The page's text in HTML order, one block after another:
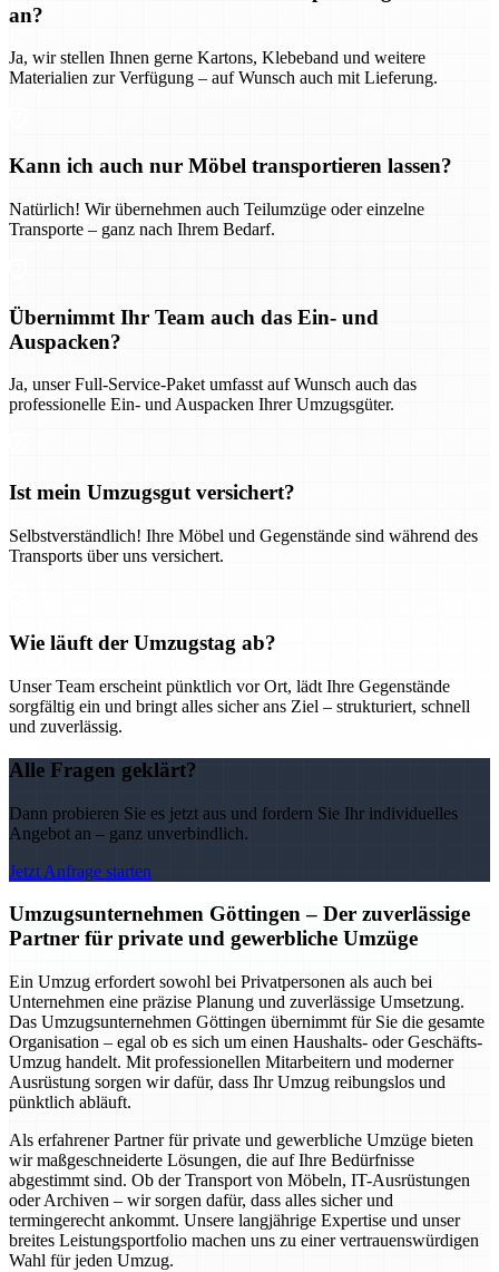
an?
Ja, wir stellen Ihnen gerne Kartons, Klebeband und weitere
Materialien zur Verfügung – auf Wunsch auch mit Lieferung.
Kann ich auch nur Möbel transportieren lassen?
Natürlich! Wir übernehmen auch Teilumzüge oder einzelne
Transporte – ganz nach Ihrem Bedarf.
Übernimmt Ihr Team auch das Ein- und
Auspacken?
Ja, unser Full-Service-Paket umfasst auf Wunsch auch das
professionelle Ein- und Auspacken Ihrer Umzugsgüter.
Ist mein Umzugsgut versichert?
Selbstverständlich! Ihre Möbel und Gegenstände sind während des
Transports über uns versichert.
Wie läuft der Umzugstag ab?
Unser Team erscheint pünktlich vor Ort, lädt Ihre Gegenstände
sorgfältig ein und bringt alles sicher ans Ziel – strukturiert, schnell
und zuverlässig.
Alle Fragen geklärt?
Dann probieren Sie es jetzt aus und fordern Sie Ihr individuelles
Angebot an – ganz unverbindlich.
Jetzt Anfrage starten
Umzugsunternehmen Göttingen – Der zuverlässige
Partner für private und gewerbliche Umzüge
Ein Umzug erfordert sowohl bei Privatpersonen als auch bei
Unternehmen eine präzise Planung und zuverlässige Umsetzung.
Das Umzugsunternehmen Göttingen übernimmt für Sie die gesamte
Organisation – egal ob es sich um einen Haushalts- oder Geschäfts-
Umzug handelt. Mit professionellen Mitarbeitern und moderner
Ausrüstung sorgen wir dafür, dass Ihr Umzug reibungslos und
pünktlich abläuft.
Als erfahrener Partner für private und gewerbliche Umzüge bieten
wir maßgeschneiderte Lösungen, die auf Ihre Bedürfnisse
abgestimmt sind. Ob der Transport von Möbeln, IT-Ausrüstungen
oder Archiven – wir sorgen dafür, dass alles sicher und
termingerecht ankommt. Unsere langjährige Expertise und unser
breites Leistungsportfolio machen uns zu einer vertrauenswürdigen
Wahl für jeden Umzug.